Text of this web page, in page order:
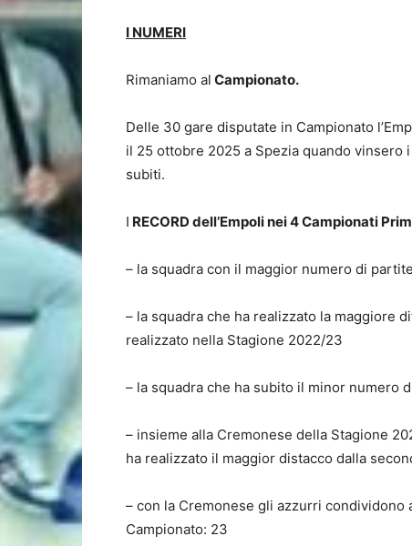
I NUMERI
Rimaniamo al Campionato.
Delle 30 gare disputate in Campionato
il 25 ottobre 2025 a Spezia quando vinsero
subiti.
I RECORD dell’Empoli nei 4 Campionati
– la squadra con il maggior numero di
– la squadra che ha realizzato la maggiore
realizzato nella Stagione 2022/23
– la squadra che ha subito il minor numero
– insieme alla Cremonese della Stagione
ha realizzato il maggior distacco dalla
– con la Cremonese gli azzurri
Campionato: 23